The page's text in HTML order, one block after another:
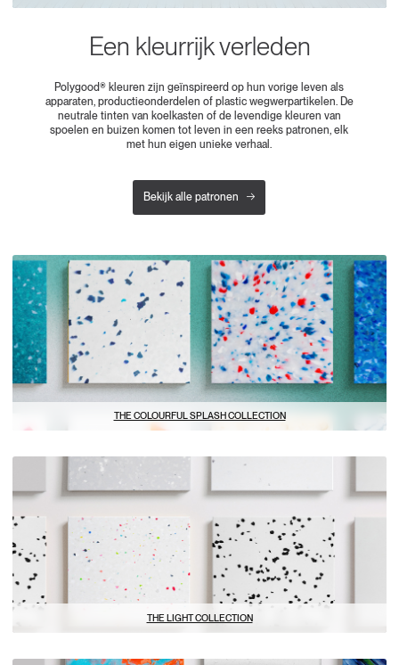
Een kleurrijk verleden
Polygood® kleuren zijn geïnspireerd op hun vorige leven als
apparaten, productieonderdelen of plastic wegwerpartikelen. De
neutrale tinten van koelkasten of de levendige kleuren van
spoelen en buizen komen tot leven in een reeks patronen, elk
met hun eigen unieke verhaal.
Bekijk alle patronen
THE COLOURFUL SPLASH COLLECTION
THE DARK COLLECTION
THE LIGHT COLLECTION
THE GROWTH COLLECTION